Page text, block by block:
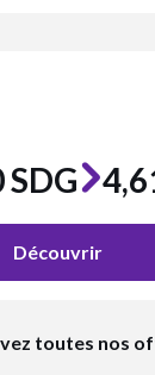
SDG
Découvrir
toutes nos